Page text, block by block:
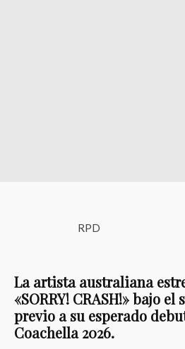
RPD
La artista australiana
«SORRY! CRASH!» bajo
previo a su esperado
Coachella 2026.